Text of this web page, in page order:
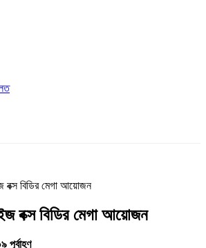
বক্স বিডির মেগা আয়োজন
বক্স বিডির মেগা আয়োজন